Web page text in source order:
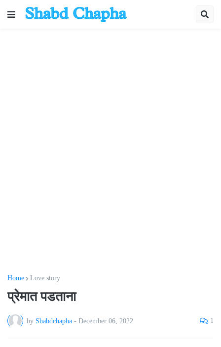
Home Love story
प्रेमात पडताना
by Shabdchapha - December 06, 2022 1